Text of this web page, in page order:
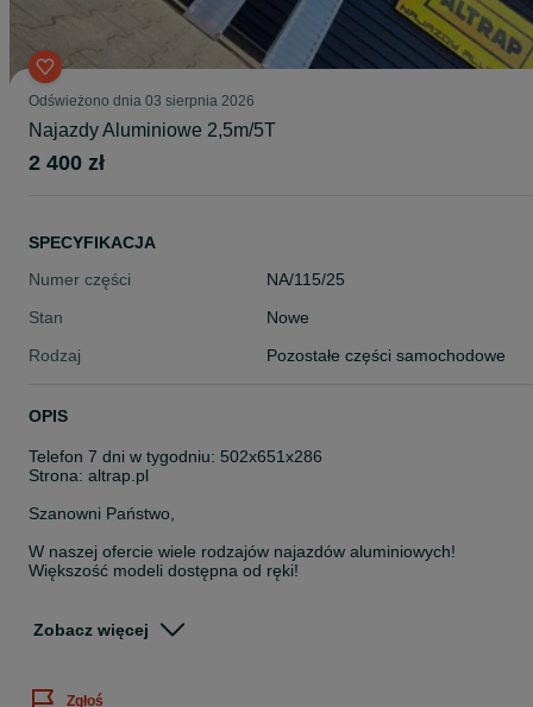
Odświeżono dnia 03 sierpnia 2026
Najazdy Aluminiowe 2,5m/5T
2 400 zł
SPECYFIKACJA
Numer części
NA/115/25
Stan
Nowe
Rodzaj
Pozostałe części samochodowe
OPIS
Telefon 7 dni w tygodniu: 502x651x286
Strona: altrap.pl
Szanowni Państwo,
W naszej ofercie wiele rodzajów najazdów aluminiowych!
Większość modeli dostępna od ręki!
konkurencję w próbach wytrzymałościowych! Najwyższej klasy
Zobacz więcej
Zgłoś